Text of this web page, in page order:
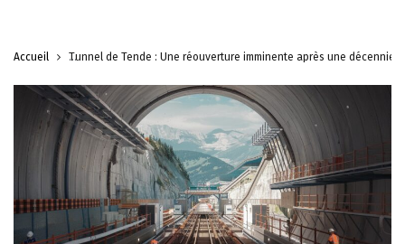
Accueil Tunnel de Tende : Une réouverture imminente après une décennie